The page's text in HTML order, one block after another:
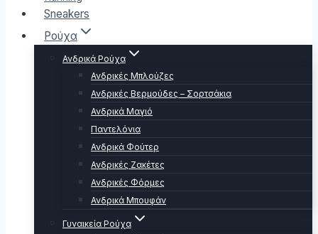
Sneakers
Ρούχα
Ανδρικά Ρούχα
Ανδρικές Μπλούζες
Ανδρικές Βερμούδες – Σορτσάκια
Ανδρικά Μαγιό
Παντελόνια
Ανδρικά Φούτερ
Ανδρικές Ζακέτες
Ανδρικές Φόρμες
Ανδρικά Μπουφάν
Γυναικεία Ρούχα